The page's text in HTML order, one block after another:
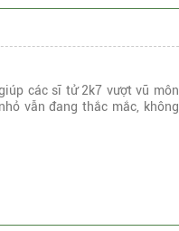
các sĩ tử 2k7 vượt vũ môn
vẫn đang thắc mắc, không